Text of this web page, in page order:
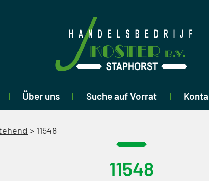
Über uns Suche auf Vorrat
> 11548
11548